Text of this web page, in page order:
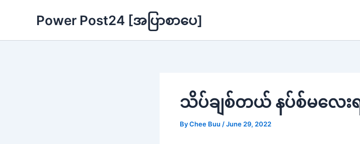
Power Post24 [အပြာစာပေ]
သိပ်ချစ်တယ် နပ်စ်မလေ
ByChee Buu /June 29, 2022